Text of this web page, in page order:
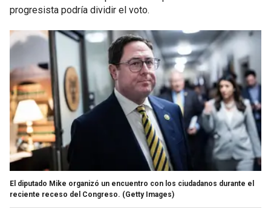
progresista podría dividir el voto.
El diputado Mike organizó un encuentro con los ciudadanos durante el
reciente receso del Congreso. (Getty Images)